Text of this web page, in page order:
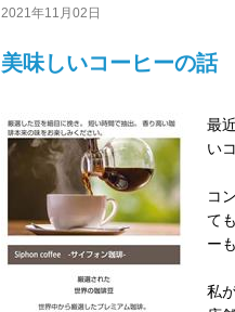
2021年11月02日
美味しいコーヒーの話
最
い
コ
て
ー
私